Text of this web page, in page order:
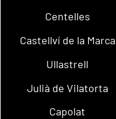
Centelles
Castellví de la Marca
Ullastrell
Julià de Vilatorta
Capolat